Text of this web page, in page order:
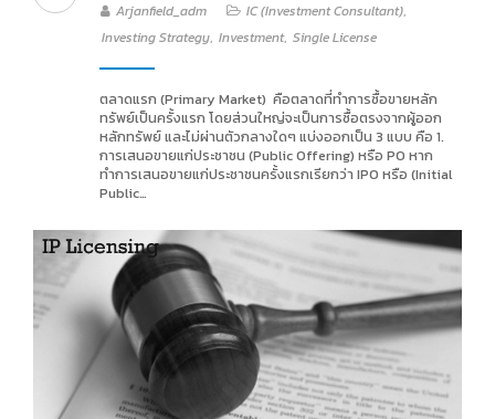
Arjanfield_adm
IC (Investment Consultant),
Investing Strategy, Investment, Single License
ตลาดแรก (Primary Market) คือตลาดที่ทำการซื้อขายหลัก
ทรัพย์เป็นครั้งแรก โดยส่วนใหญ่จะเป็นการซื้อตรงจากผู้ออก
หลักทรัพย์ และไม่ผ่านตัวกลางใดๆ แบ่งออกเป็น 3 แบบ คือ 1.
การเสนอขายแก่ประชาชน (Public Offering) หรือ PO หาก
ทำการเสนอขายแก่ประชาชนครั้งแรกเรียกว่า IPO หรือ (Initial
Public…